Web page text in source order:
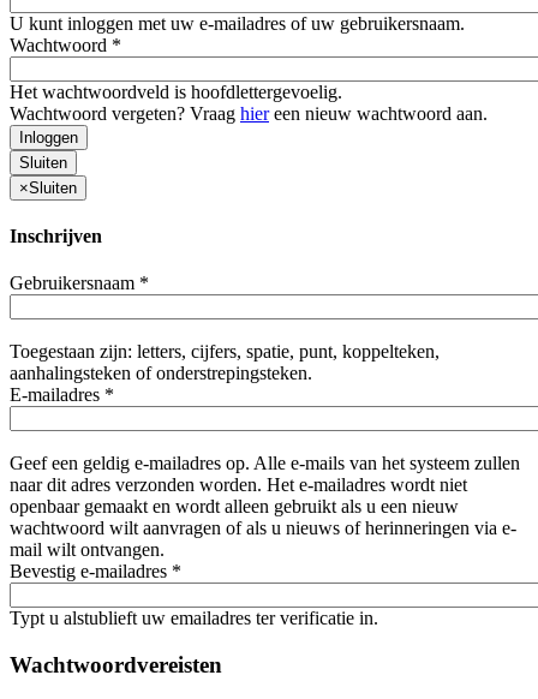
U kunt inloggen met uw e-mailadres of uw gebruikersnaam.
Wachtwoord *
Het wachtwoordveld is hoofdlettergevoelig.
Wachtwoord vergeten? Vraag hiereen nieuw wachtwoord aan.
Inloggen
Sluiten
×Sluiten
Inschrijven
Gebruikersnaam *
Toegestaan zijn: letters, cijfers, spatie, punt, koppelteken,
aanhalingsteken of onderstrepingsteken.
E-mailadres *
Geef een geldig e-mailadres op. Alle e-mails van het systeem zullen
naar dit adres verzonden worden. Het e-mailadres wordt niet
openbaar gemaakt en wordt alleen gebruikt als u een nieuw
wachtwoord wilt aanvragen of als u nieuws of herinneringen via e-
mail wilt ontvangen.
Bevestig e-mailadres *
Typt u alstublieft uw emailadres ter verificatie in.
Wachtwoordvereisten